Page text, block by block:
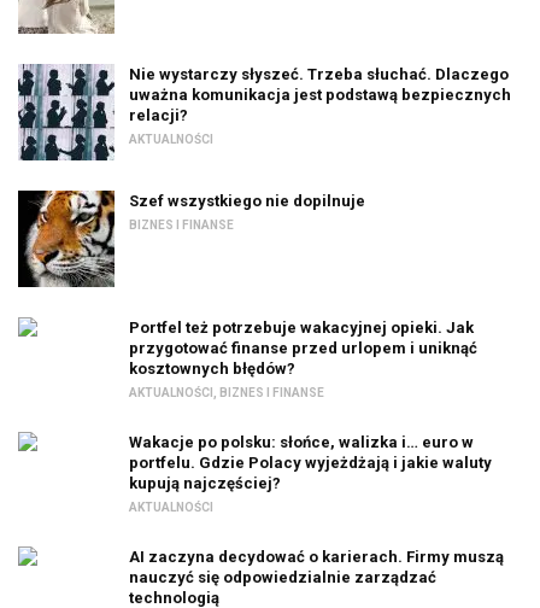
Nie wystarczy słyszeć. Trzeba słuchać. Dlaczego
uważna komunikacja jest podstawą bezpiecznych
relacji?
AKTUALNOŚCI
Szef wszystkiego nie dopilnuje
BIZNES I FINANSE
Portfel też potrzebuje wakacyjnej opieki. Jak
przygotować finanse przed urlopem i uniknąć
kosztownych błędów?
AKTUALNOŚCI BIZNES I FINANSE
Wakacje po polsku: słońce, walizka i… euro w
portfelu. Gdzie Polacy wyjeżdżają i jakie waluty
kupują najczęściej?
AKTUALNOŚCI
AI zaczyna decydować o karierach. Firmy muszą
nauczyć się odpowiedzialnie zarządzać
technologią